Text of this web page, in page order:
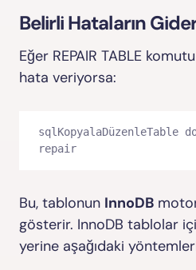
Belirli Hataların
Eğer REPAIR TABLE
hata veriyorsa:
sqlKopyalaDüzenleTable
Bu, tablonun InnoDB
gösterir. InnoDB tablolar
yerine aşağıdaki